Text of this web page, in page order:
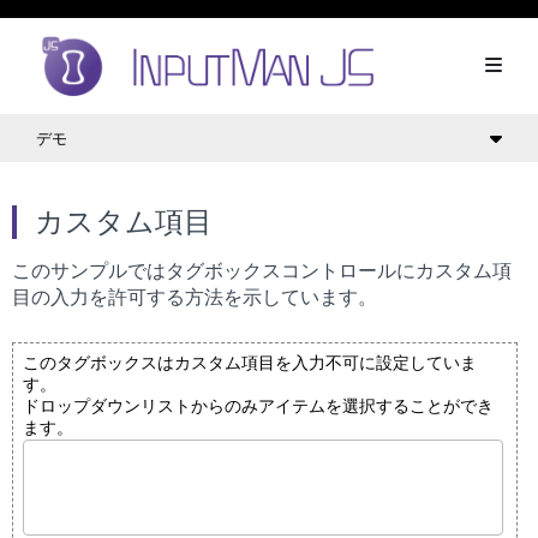
デモ
カスタム項目
このサンプルではタグボックスコントロールにカスタム項
目の入力を許可する方法を示しています。